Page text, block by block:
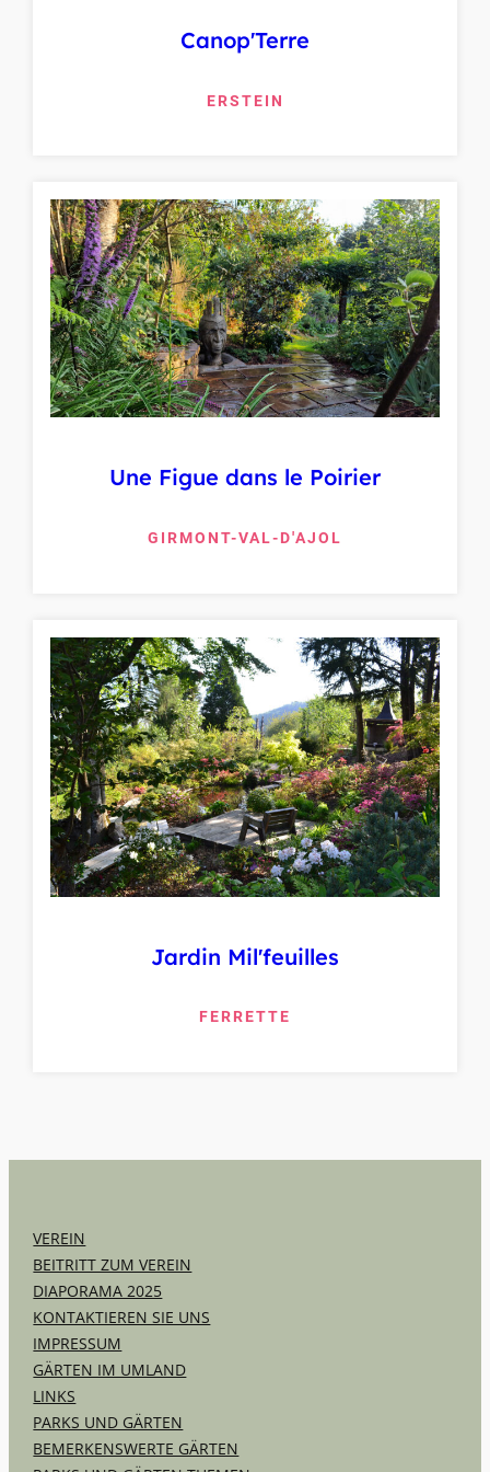
Canop'Terre
ERSTEIN
Une Figue dans le Poirier
GIRMONT-VAL-D'AJOL
Jardin Mil'feuilles
FERRETTE
VEREIN
BEITRITT ZUM VEREIN
DIAPORAMA 2025
KONTAKTIEREN SIE UNS
IMPRESSUM
GÄRTEN IM UMLAND
LINKS
PARKS UND GÄRTEN
BEMERKENSWERTE GÄRTEN